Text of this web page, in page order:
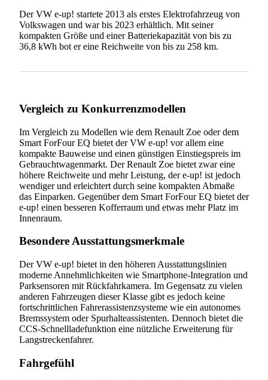
Der VW e-up! startete 2013 als erstes Elektrofahrzeug von
Volkswagen und war bis 2023 erhältlich. Mit seiner
kompakten Größe und einer Batteriekapazität von bis zu
36,8 kWh bot er eine Reichweite von bis zu 258 km.
Vergleich zu Konkurrenzmodellen
Im Vergleich zu Modellen wie dem Renault Zoe oder dem
Smart ForFour EQ bietet der VW e-up! vor allem eine
kompakte Bauweise und einen günstigen Einstiegspreis im
Gebrauchtwagenmarkt. Der Renault Zoe bietet zwar eine
höhere Reichweite und mehr Leistung, der e-up! ist jedoch
wendiger und erleichtert durch seine kompakten Abmaße
das Einparken. Gegenüber dem Smart ForFour EQ bietet der
e-up! einen besseren Kofferraum und etwas mehr Platz im
Innenraum.
Besondere Ausstattungsmerkmale
Der VW e-up! bietet in den höheren Ausstattungslinien
moderne Annehmlichkeiten wie Smartphone-Integration und
Parksensoren mit Rückfahrkamera. Im Gegensatz zu vielen
anderen Fahrzeugen dieser Klasse gibt es jedoch keine
fortschrittlichen Fahrerassistenzsysteme wie ein autonomes
Bremssystem oder Spurhalteassistenten. Dennoch bietet die
CCS-Schnellladefunktion eine nützliche Erweiterung für
Langstreckenfahrer.
Fahrgefühl